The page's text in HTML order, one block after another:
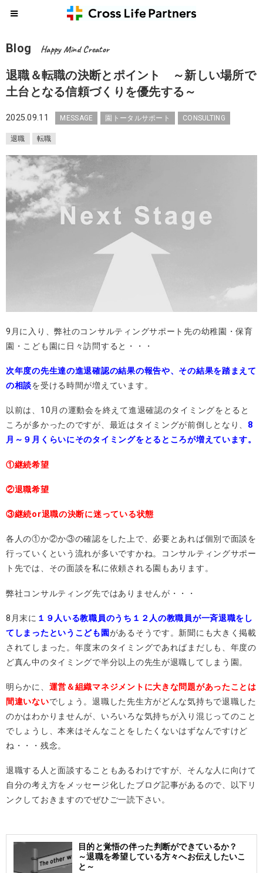
Blog Happy Mind Creator
退職＆転職の決断とポイント ～新しい場所で
土台となる信頼づくりを優先する～
2025.09.11 MESSAGE 園トータルサポート CONSULTING
退職 転職
9月に入り、弊社のコンサルティングサポート先の幼稚園・保育
園・こども園に日々訪問すると・・・
次年度の先生達の進退確認の結果の報告や、その結果を踏まえて
の相談を受ける時間が増えています。
以前は、10月の運動会を終えて進退確認のタイミングをとると
ころが多かったのですが、最近はタイミングが前倒しとなり、 8
月～９月くらいにそのタイミングをとるところが増えています。
①継続希望
②退職希望
③継続or退職の決断に迷っている状態
各人の①か②か③の確認をした上で、必要とあれば個別で面談を
行っていくという流れが多いですかね。コンサルティングサポー
ト先では、その面談を私に依頼される園もあります。
弊社コンサルティング先ではありませんが・・・
8月末に １９人いる教職員のうち１２人の教職員が一斉退職をし
てしまったというこども園があるそうです。新聞にも大きく掲載
されてしまった。年度末のタイミングであればまだしも、年度の
ど真ん中のタイミングで半分以上の先生が退職してしまう園。
明らかに、 運営＆組織マネジメントに大きな問題があったことは
間違いないでしょう。退職した先生方がどんな気持ちで退職した
のかはわかりませんが、いろいろな気持ちが入り混じってのこと
でしょうし、本来はそんなことをしたくないはずなんですけど
ね・・・残念。
退職する人と面談することもあるわけですが、そんな人に向けて
自分の考え方をメッセージ化したブログ記事があるので、以下リ
ンクしておきますのでぜひご一読下さい。
目的と覚悟の伴った判断ができているか？
～退職を希望している方々へお伝えしたいこ
と～